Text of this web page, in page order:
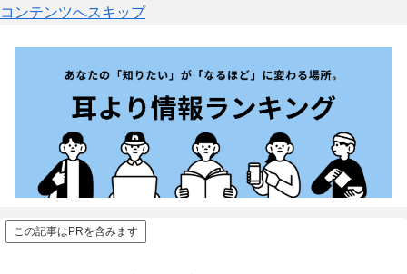
コンテンツへスキップ
この記事はPRを含みます